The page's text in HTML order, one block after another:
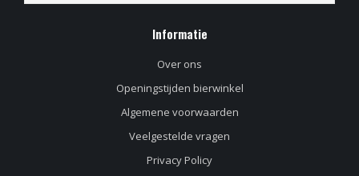
Informatie
Over ons
Openingstijden bierwinkel
Algemene voorwaarden
Veelgestelde vragen
Privacy Policy